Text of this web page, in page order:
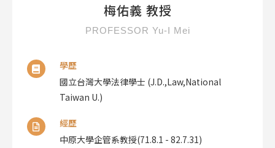
梅佑義 教授
PROFESSOR Yu-I Mei
學歷
國立台灣大學法律學士 (J.D.,Law,National
Taiwan U.)
經歷
中原大學企管系教授(71.8.1 - 82.7.31)